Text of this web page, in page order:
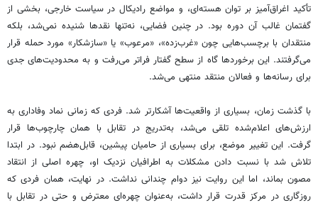
تأکید اغراق‌آمیز بر توان هسته‌ای، و مواضع رادیکال در سیاست خارجی، بخشی از
گفتمان غالب آن دوره بود. در چنین فضایی، نه‌تنها نقدها شنیده نمی‌شد، بلکه
منتقدان با برچسب‌هایی چون «غرب‌زده»، «مرعوب» یا «سازشکار» مورد حمله قرار
می‌گرفتند. این برخوردها گاه از سطح گفتار فراتر می‌رفت و به محدودیت‌های جدی
برای رسانه‌ها و فعالان منتقد منتهی می‌شد.
با گذشت زمان، بسیاری از واقعیت‌ها آشکارتر شد. فردی که زمانی نماد وفاداری به
ارزش‌های اعلام‌شده تلقی می‌شد، به‌تدریج در تقابل با همان چارچوب‌ها قرار
گرفت. این تغییر موضع، برای بسیاری از حامیان پیشین، قابل‌هضم نبود. در ابتدا
تلاش شد با نسبت دادن مشکلات به اطرافیان نزدیک او، چهره اصلی از انتقاد
مصون بماند، اما این روایت نیز دوام چندانی نداشت. در نهایت، همان فردی که
روزگاری در مرکز قدرت قرار داشت، به‌عنوان چهره‌ای معترض و حتی در تقابل با